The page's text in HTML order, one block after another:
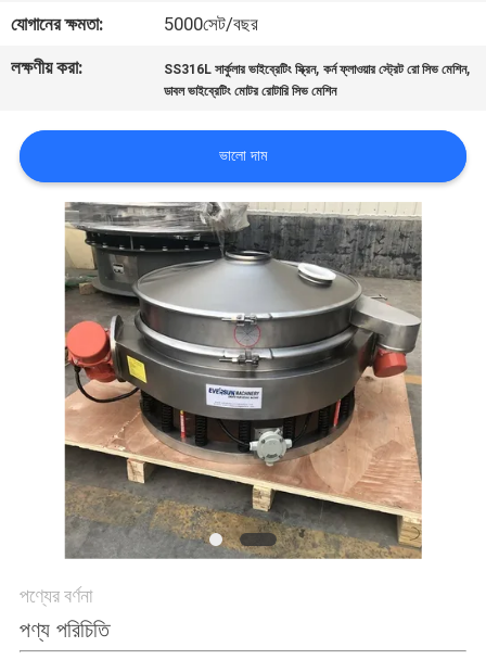
যোগাযোগ
করুন
উদ্ধৃতির
জন্য
আবেদন
সাইটম্যাপ
গোপনীয়তা
যোগানের ক্ষমতা:
5000সেট/বছর
লক্ষণীয় করা:
SS316L সার্কুলার ভাইব্রেটিং স্ক্রিন,কর্ন ফ্লাওয়ার স্ট্রেট রো সিভ মেশিন,
ডাবল ভাইব্রেটিং মোটর রোটারি সিভ মেশিন
ভালো দাম
পণ্যের বর্ণনা
পণ্য পরিচিতি